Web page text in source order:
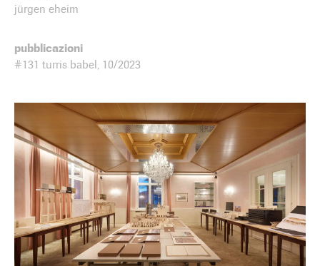
jürgen eheim
pubblicazioni
#131 turris babel, 10/2023